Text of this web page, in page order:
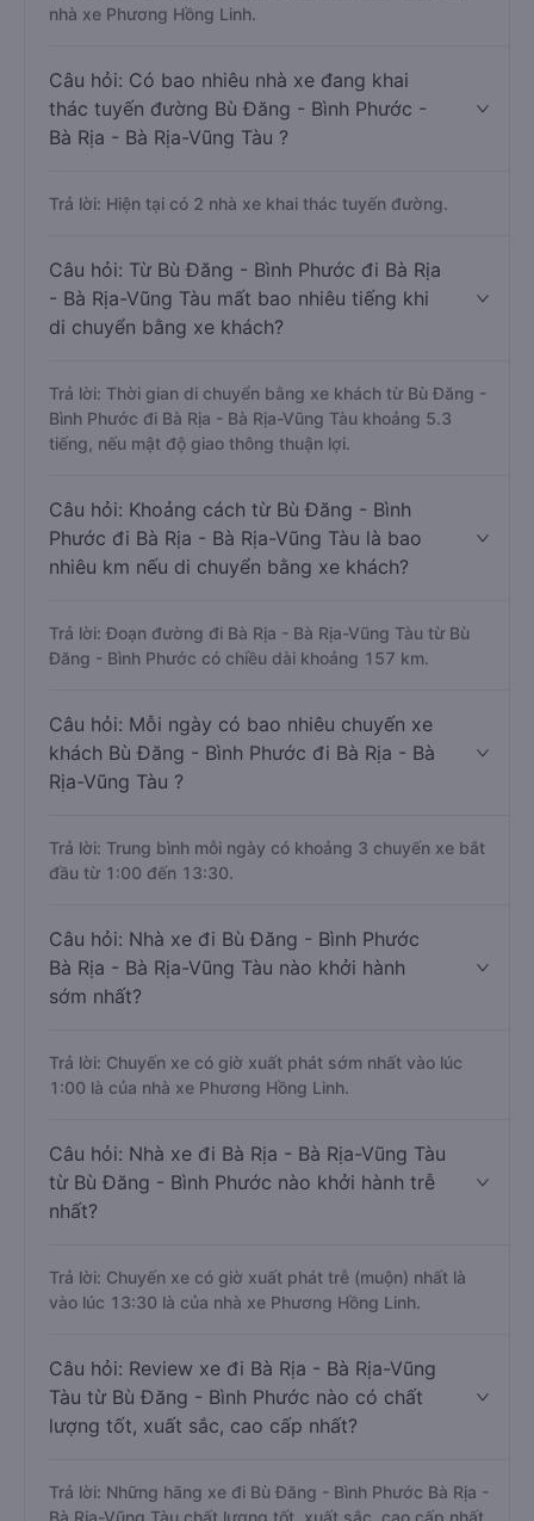
nhà xe Phương Hồng Linh.
Câu hỏi: Có bao nhiêu nhà xe đang khai
thác tuyến đường Bù Đăng - Bình Phước -
Bà Rịa - Bà Rịa-Vũng Tàu ?
Trả lời: Hiện tại có 2 nhà xe khai thác tuyến đường.
Câu hỏi: Từ Bù Đăng - Bình Phước đi Bà Rịa
- Bà Rịa-Vũng Tàu mất bao nhiêu tiếng khi
di chuyển bằng xe khách?
Trả lời: Thời gian di chuyển bằng xe khách từ Bù Đăng -
Bình Phước đi Bà Rịa - Bà Rịa-Vũng Tàu khoảng 5.3
tiếng, nếu mật độ giao thông thuận lợi.
Câu hỏi: Khoảng cách từ Bù Đăng - Bình
Phước đi Bà Rịa - Bà Rịa-Vũng Tàu là bao
nhiêu km nếu di chuyển bằng xe khách?
Trả lời: Đoạn đường đi Bà Rịa - Bà Rịa-Vũng Tàu từ Bù
Đăng - Bình Phước có chiều dài khoảng 157 km.
Câu hỏi: Mỗi ngày có bao nhiêu chuyến xe
khách Bù Đăng - Bình Phước đi Bà Rịa - Bà
Rịa-Vũng Tàu ?
Trả lời: Trung bình mỗi ngày có khoảng 3 chuyến xe bắt
đầu từ 1:00 đến 13:30.
Câu hỏi: Nhà xe đi Bù Đăng - Bình Phước
Bà Rịa - Bà Rịa-Vũng Tàu nào khởi hành
sớm nhất?
Trả lời: Chuyến xe có giờ xuất phát sớm nhất vào lúc
1:00 là của nhà xe Phương Hồng Linh.
Câu hỏi: Nhà xe đi Bà Rịa - Bà Rịa-Vũng Tàu
từ Bù Đăng - Bình Phước nào khởi hành trễ
nhất?
Trả lời: Chuyến xe có giờ xuất phát trễ (muộn) nhất là
vào lúc 13:30 là của nhà xe Phương Hồng Linh.
Câu hỏi: Review xe đi Bà Rịa - Bà Rịa-Vũng
Tàu từ Bù Đăng - Bình Phước nào có chất
lượng tốt, xuất sắc, cao cấp nhất?
Trả lời: Những hãng xe đi Bù Đăng - Bình Phước Bà Rịa -
Bà Rịa-Vũng Tàu chất lượng tốt, xuất sắc, cao cấp nhất